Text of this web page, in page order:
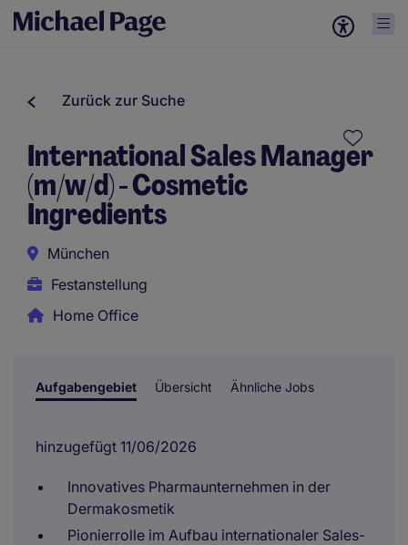
Zurück zur Suche
International Sales Manager
(m/w/d) - Cosmetic
Ingredients
München
Festanstellung
Home Office
Aufgabengebiet Übersicht Ähnliche Jobs
hinzugefügt 11/06/2026
Innovatives Pharmaunternehmen in der
Dermakosmetik
Pionierrolle im Aufbau internationaler Sales-